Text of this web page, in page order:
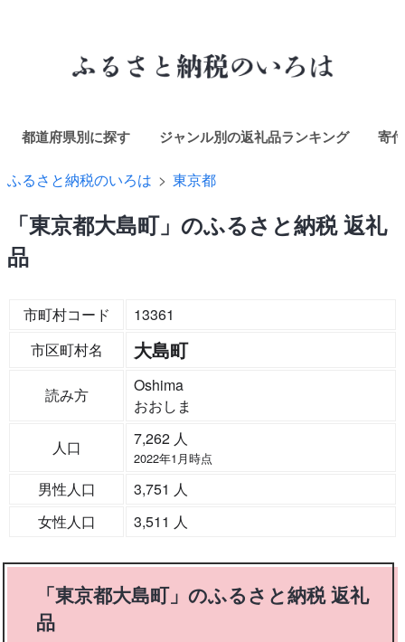
都道府県別に探す ジャンル別の返礼品ランキング 寄
ふるさと納税のいろは 東京都
「東京都大島町」のふるさと納税 返礼
品
市町村コード
13361
市区町村名
大島町
読み方
Oshima
おおしま
人口
7,262 人
2022年1月時点
男性人口
3,751 人
女性人口
3,511 人
「東京都大島町」のふるさと納税 返礼
品